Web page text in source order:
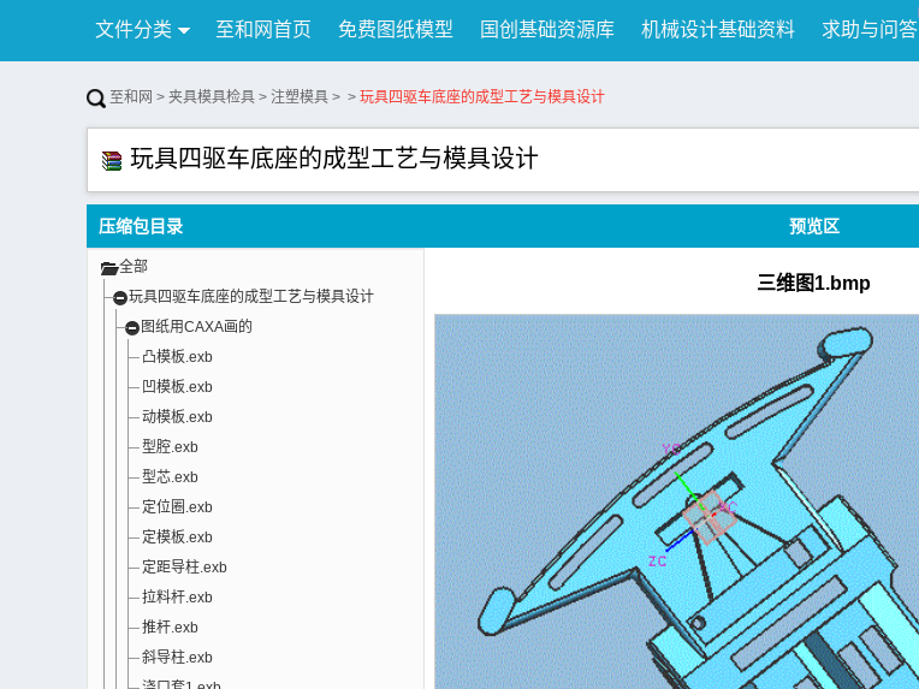
文件分类 至和网首页 免费图纸模型 国创基础资源库 机械设计基础资料 求助与问答
行业资讯 公告 联系我们
至和网 > 夹具模具检具 > 注塑模具 > > 玩具四驱车底座的成型工艺与模具设计
玩具四驱车底座的成型工艺与模具设计
压缩包目录 预览区
全部
玩具四驱车底座的成型工艺与模具设计
图纸用CAXA画的
凸模板.exb
凹模板.exb
动模板.exb
型腔.exb
型芯.exb
定位圈.exb
定模板.exb
定距导柱.exb
拉料杆.exb
推杆.exb
斜导柱.exb
三维图1.bmp